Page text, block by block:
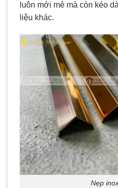
luôn mới mẻ mà còn kéo
liệu khác.
Nẹp